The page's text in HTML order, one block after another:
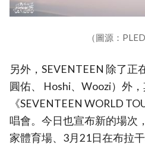
（圖源：
另外，SEVENTEEN 除了正
圓佑、 Hoshi、Woozi）外
《SEVENTEEN WORLD
唱會。今日也宣布新的場次
家體育場、3月21日在布拉干